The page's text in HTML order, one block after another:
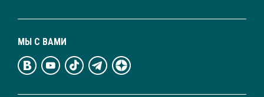
МЫ С ВАМИ